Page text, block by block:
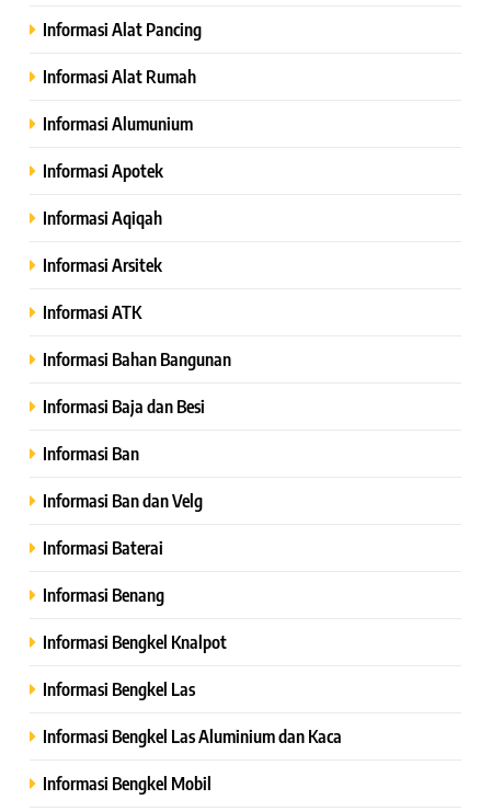
Informasi Alat Pancing
Informasi Alat Rumah
Informasi Alumunium
Informasi Apotek
Informasi Aqiqah
Informasi Arsitek
Informasi ATK
Informasi Bahan Bangunan
Informasi Baja dan Besi
Informasi Ban
Informasi Ban dan Velg
Informasi Baterai
Informasi Benang
Informasi Bengkel Knalpot
Informasi Bengkel Las
Informasi Bengkel Las Aluminium dan Kaca
Informasi Bengkel Mobil